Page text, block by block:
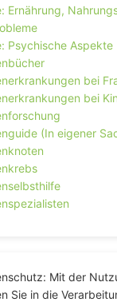
Ernährung,
Psychische Aspekte
bei
bei
(In eigener
Mit der
Sie in die